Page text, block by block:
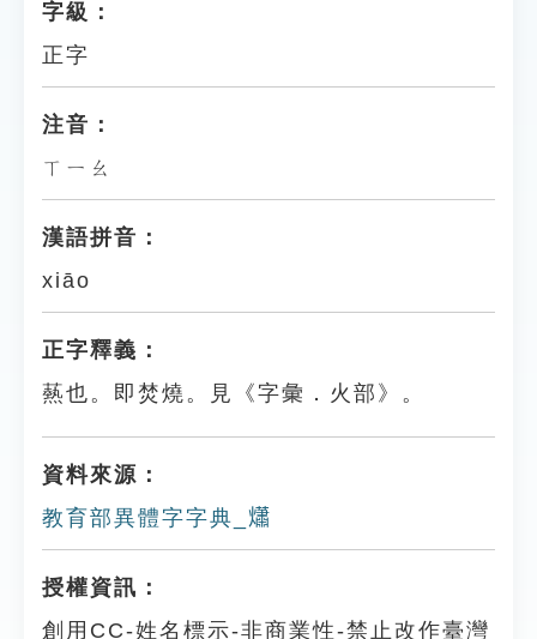
字級：
正字
注音：
ㄒㄧㄠ
漢語拼音：
xiāo
正字釋義：
爇也。即焚燒。見《字彙．火部》。
資料來源：
教育部異體字字典_𤑳
授權資訊：
創用CC-姓名標示-非商業性-禁止改作臺灣